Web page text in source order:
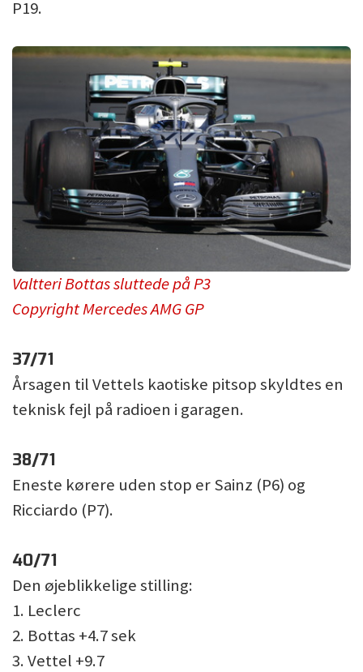
P19.
Valtteri Bottas sluttede på P3
Copyright Mercedes AMG GP
37/71
Årsagen til Vettels kaotiske pitsop skyldtes en
teknisk fejl på radioen i garagen.
38/71
Eneste kørere uden stop er Sainz (P6) og
Ricciardo (P7).
40/71
Den øjeblikkelige stilling:
1. Leclerc
2. Bottas +4.7 sek
3. Vettel +9.7